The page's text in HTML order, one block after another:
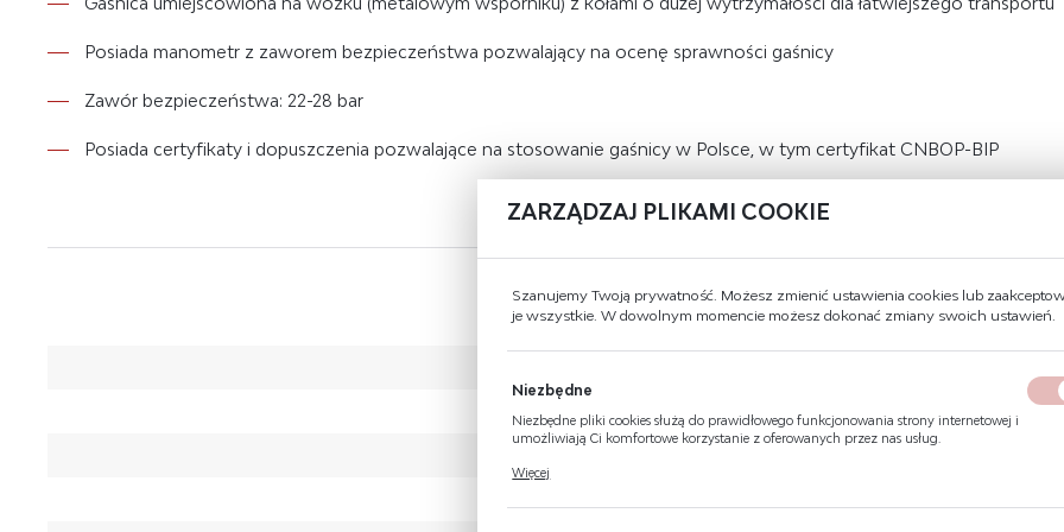
Posiada manometr z zaworem bezpieczeństwa pozwalający na ocenę sprawności gaśnicy
Zawór bezpieczeństwa: 22-28 bar
Posiada certyfikaty i dopuszczenia pozwalające na stosowanie gaśnicy w Polsce, w tym certyfikat CNBOP-BIP
Skuteczność gaśnicza A IB C
Masa całkowita
ZARZĄDZAJ PLIKAMI COOKIE
Szanujemy Twoją prywatność. Możesz zmienić ustawienia cookies lub
je wszystkie. W dowolnym momencie możesz dokonać zmiany swoich ustawień.
Niezbędne
Niezbędne pliki cookies służą do prawidłowego funkcjonowania strony internetowej i
umożliwiają Ci komfortowe korzystanie z oferowanych przez nas usług.
Twoich ustawień preferencji prywatności, logowania czy wypełniania formularzy. Dzięki
Więcej